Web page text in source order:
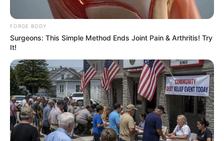
And They Did Show This In Bohemian Rapsody!
BRAINBERRIES
FORGE BODY
Surgeons: This Simple Method Ends Joint Pain & Arthritis! Try
It!